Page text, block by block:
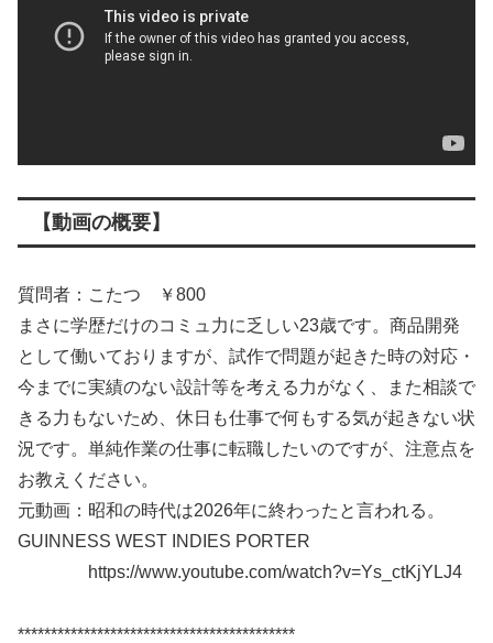
【動画の概要】
質問者：こたつ ￥800
まさに学歴だけのコミュ力に乏しい23歳です。商品開発
として働いておりますが、試作で問題が起きた時の対応・
今までに実績のない設計等を考える力がなく、また相談で
きる力もないため、休日も仕事で何もする気が起きない状
況です。単純作業の仕事に転職したいのですが、注意点を
お教えください。
元動画：昭和の時代は2026年に終わったと言われる。
GUINNESS WEST INDIES PORTER
https://www.youtube.com/watch?v=Ys_ctKjYLJ4
******************************************